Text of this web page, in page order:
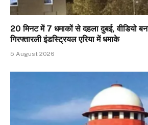
20 मिनट में 7 धमाकों से दहला दुबई, वीडियो
गिरफ्तारली इंडस्ट्रियल एरिया में धमाके
5 August 2026